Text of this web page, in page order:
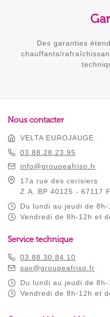
Des garanties
chauffants/
Nous contacter
VELTA EUROJAUGE
03.88.28.23.95
info@groupeafriso.fr
17a rue des cerisiers
Z.A. BP 40125 - 67117
Du lundi au jeudi de
Vendredi de 8h-12h et
Service technique
03.88.30.84.10
sav@groupeafriso.fr
Du lundi au jeudi de
Vendredi de 8h-12h et